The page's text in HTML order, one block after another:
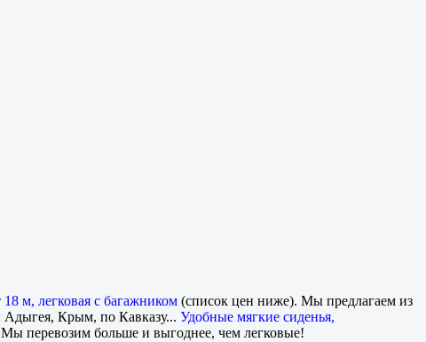
м, легковая с багажником (список цен ниже). Мы предлагаем из
Адыгея, Крым, по Кавказу... Удобные мягкие сиденья,
Мы перевозим больше и выгоднее, чем легковые!